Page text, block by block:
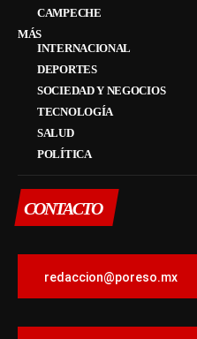
CAMPECHE
MÁS
INTERNACIONAL
DEPORTES
SOCIEDAD Y NEGOCIOS
TECNOLOGÍA
SALUD
POLÍTICA
CONTACTO
redaccion@poreso.mx